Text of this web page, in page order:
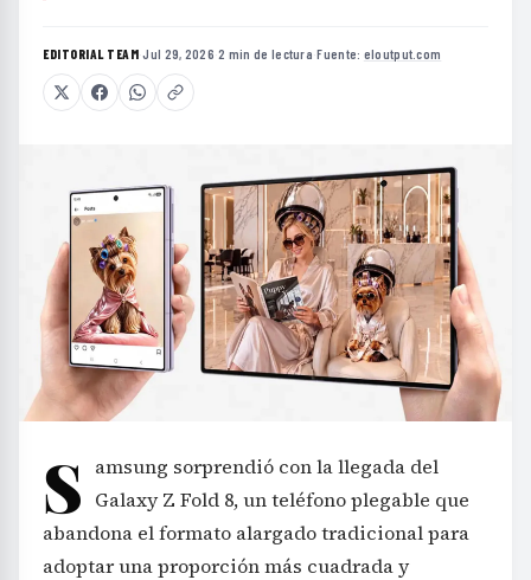
EDITORIAL TEAM·Jul 29, 2026·2 min de lectura·Fuente: eloutput.com
S amsung sorprendió con la llegada del
Galaxy Z Fold 8, un teléfono plegable que
abandona el formato alargado tradicional para
adoptar una proporción más cuadrada y